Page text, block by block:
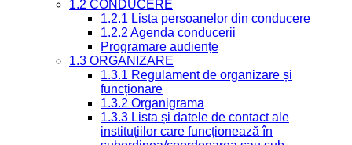
1.2 CONDUCERE
1.2.1 Lista persoanelor din conducere
1.2.2 Agenda conducerii
Programare audiențe
1.3 ORGANIZARE
1.3.1 Regulament de organizare și
funcționare
1.3.2 Organigrama
1.3.3 Lista și datele de contact ale
instituțiilor care funcționează în